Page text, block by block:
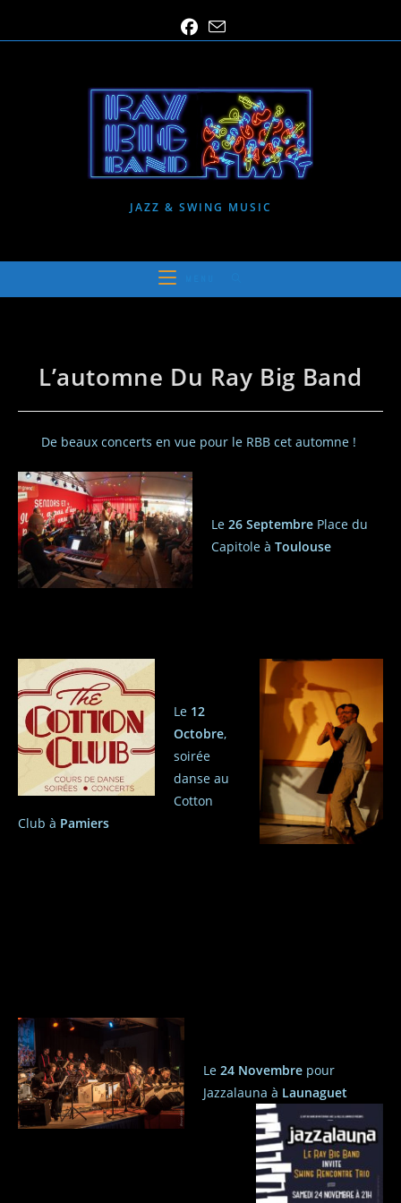
JAZZ & SWING MUSIC
L’automne Du Ray Big Band
De beaux concerts en vue pour le RBB cet automne !
Le 26 Septembre Place du
Capitole à Toulouse
Le 12
Octobre,
soirée
danse au
Cotton
Club à Pamiers
Le 24 Novembre pour
Jazzalauna à Launaguet